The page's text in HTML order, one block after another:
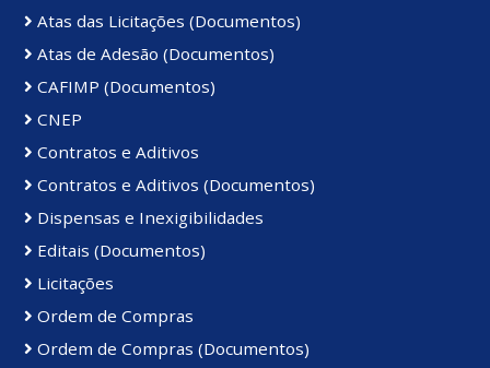
Atas das Licitações (Documentos)
Atas de Adesão (Documentos)
CAFIMP (Documentos)
CNEP
Contratos e Aditivos
Contratos e Aditivos (Documentos)
Dispensas e Inexigibilidades
Editais (Documentos)
Licitações
Ordem de Compras
Ordem de Compras (Documentos)